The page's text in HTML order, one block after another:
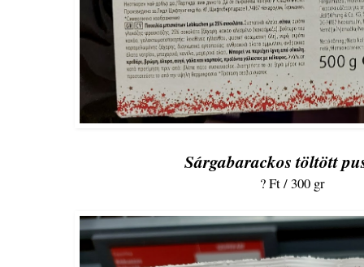
Sárgabarackos töltött
? Ft / 300 gr